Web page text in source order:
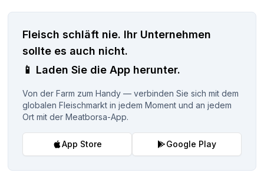
Fleisch schläft nie. Ihr Unternehmen
sollte es auch nicht.
📱 Laden Sie die App herunter.
Von der Farm zum Handy — verbinden Sie sich mit dem
globalen Fleischmarkt in jedem Moment und an jedem
Ort mit der Meatborsa-App.
App Store Google Play